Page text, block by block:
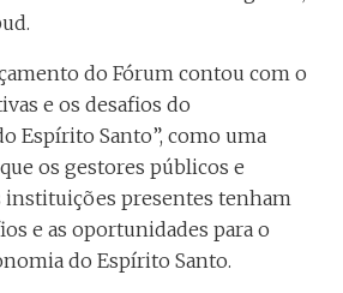
do Fórum contou com o
e os desafios do
Espírito Santo”, como uma
os gestores públicos e
instituições presentes tenham
e as oportunidades para o
do Espírito Santo.